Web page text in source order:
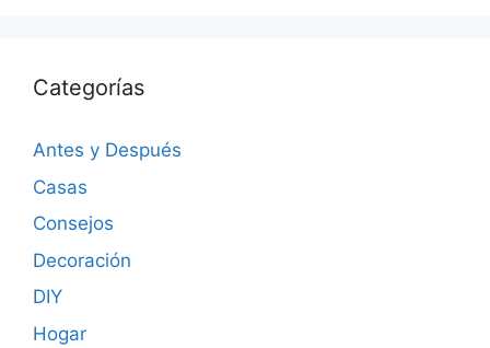
Categorías
Antes y Después
Casas
Consejos
Decoración
DIY
Hogar